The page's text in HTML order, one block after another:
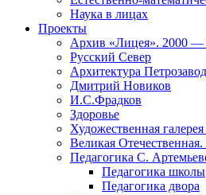
Наука в лицах
Проекты
Архив «Лицея». 2000 —
Русский Север
Архитектура
Дмитрий Новиков
И.С.Фрадков
Здоровье
Художественная
Великая
Педагогика С.
Педагогика школы
Педагогика двора